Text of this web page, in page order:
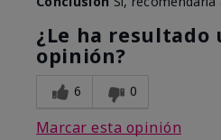
¿Le ha resultado
opinión?
6 0
Marcar esta opinión